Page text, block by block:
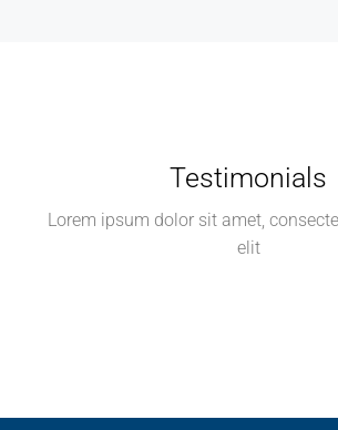
Testimonials
Lorem ipsum dolor sit amet,
elit